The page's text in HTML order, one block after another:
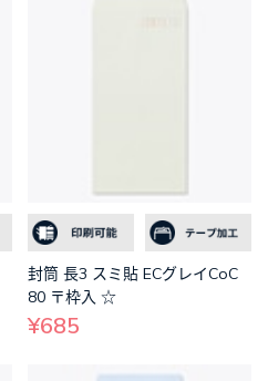
封筒 長3 スミ貼 ECグレイCoC
80 〒枠入 ☆
¥685